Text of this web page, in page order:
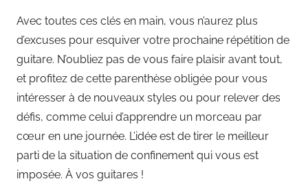
Avec toutes ces clés en main, vous n’aurez plus
d’excuses pour esquiver votre prochaine répétition de
guitare. N’oubliez pas de vous faire plaisir avant tout,
et profitez de cette parenthèse obligée pour vous
intéresser à de nouveaux styles ou pour relever des
défis, comme celui d’apprendre un morceau par
cœur en une journée. L’idée est de tirer le meilleur
parti de la situation de confinement qui vous est
imposée. À vos guitares !